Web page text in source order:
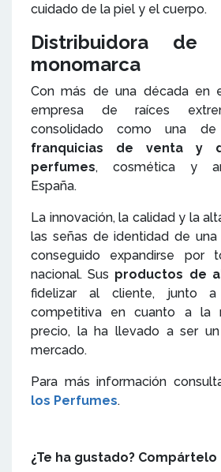
cuidado de la piel y el cuerpo.
Distribuidora de
monomarca
Con más de una década en
empresa de raíces
consolidado como una de
franquicias de venta y
perfumes, cosmética y
España.
La innovación, la calidad y la
las señas de identidad de
conseguido expandirse por
nacional. Sus productos de
fidelizar al cliente, junto a
competitiva en cuanto a la
precio, la ha llevado a ser
mercado.
Para más información
los Perfumes.
¿Te ha gustado? Compártelo